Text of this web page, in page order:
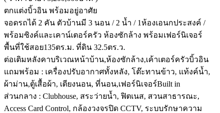
ตกแต่งบิ้วอิน พร้อมอยู่อาศัย
จอดรถได้ 2 คัน ตัวบ้านมี 3 นอน / 2 น้ำ / 1ห้องเอนกประสงค์ /
พร้อมซิงค์และเคาน์เตอร์ครัว ห้องซักล้าง พร้อมเฟอร์นิเจอร์
พื้นที่ใช้สอย135ตร.ม. ที่ดิน 32.5ตร.ว.
ต่อเติมหลังคาบริเวณหน้าบ้าน,ห้องซักล้าง,เค้าเตอร์ครัวบิ้วอิน
แถมพร้อม : เครื่องปรับอากาศทั้งหลัง, โต๊ะทานข้าว, แท้งค์น้ำ,
ผ้าม่าน,ตู้เสื้อผ้า, เตียงนอน, ที่นอน,เฟอร์นิเจอร์Built in
ส่วนกลาง : Clubhouse, สระว่ายน้ำ, ฟิตเนส, สวนสาธารณะ,
Access Card Control, กล้องวงจรปิด CCTV, ระบบรักษาความ